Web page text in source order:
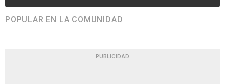
POPULAR EN LA COMUNIDAD
PUBLICIDAD